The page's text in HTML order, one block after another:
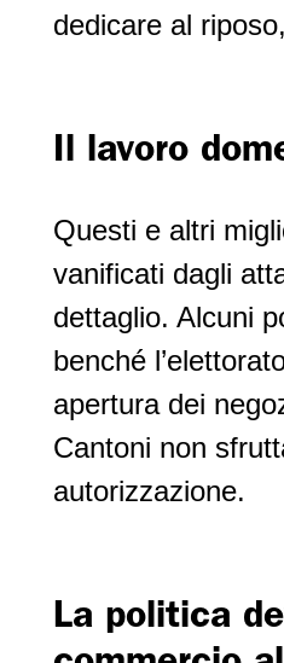
dedicare al
Il lavoro
Questi e altri
vanificati dagli
dettaglio. Alcuni
benché
apertura dei
Cantoni non
autorizzazione.
La politica